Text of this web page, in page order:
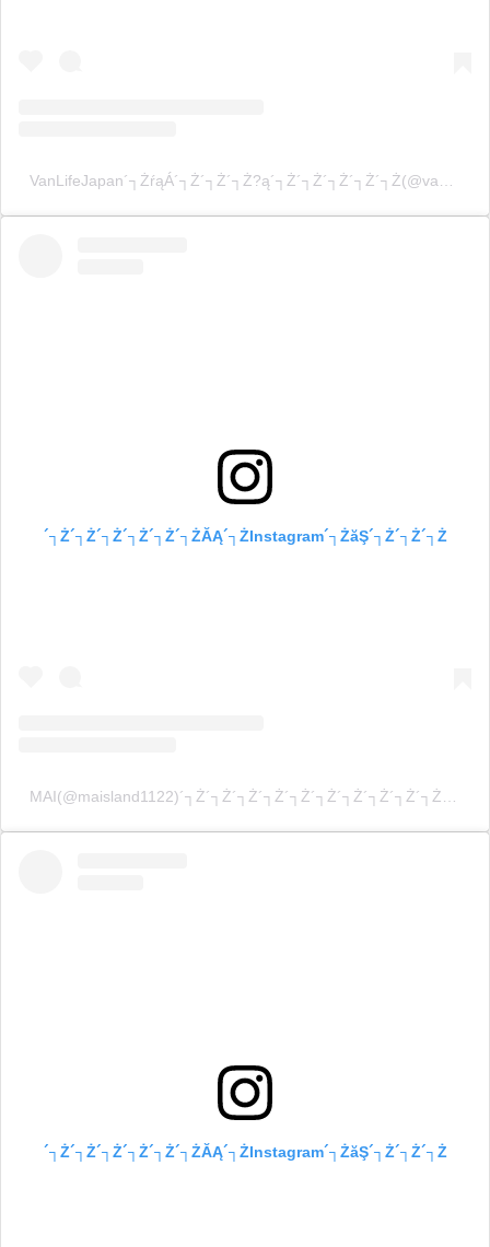
´┐Ż´┐Ż´┐Ż´┐Ż´┐Ż´┐ŻĂĄ´┐ŻInstagram´┐ŻăŞ´┐Ż´┐Ż´┐Ż
´┐Ż´┐Ż´┐Ż´┐Ż´┐Ż´┐ŻĂĄ´┐ŻInstagram´┐ŻăŞ´┐Ż´┐Ż´┐Ż